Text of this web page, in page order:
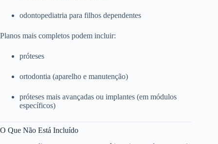
odontopediatria para filhos dependentes
Planos mais completos podem incluir:
próteses
ortodontia (aparelho e manutenção)
próteses mais avançadas ou implantes (em módulos
específicos)
O Que Não Está Incluído